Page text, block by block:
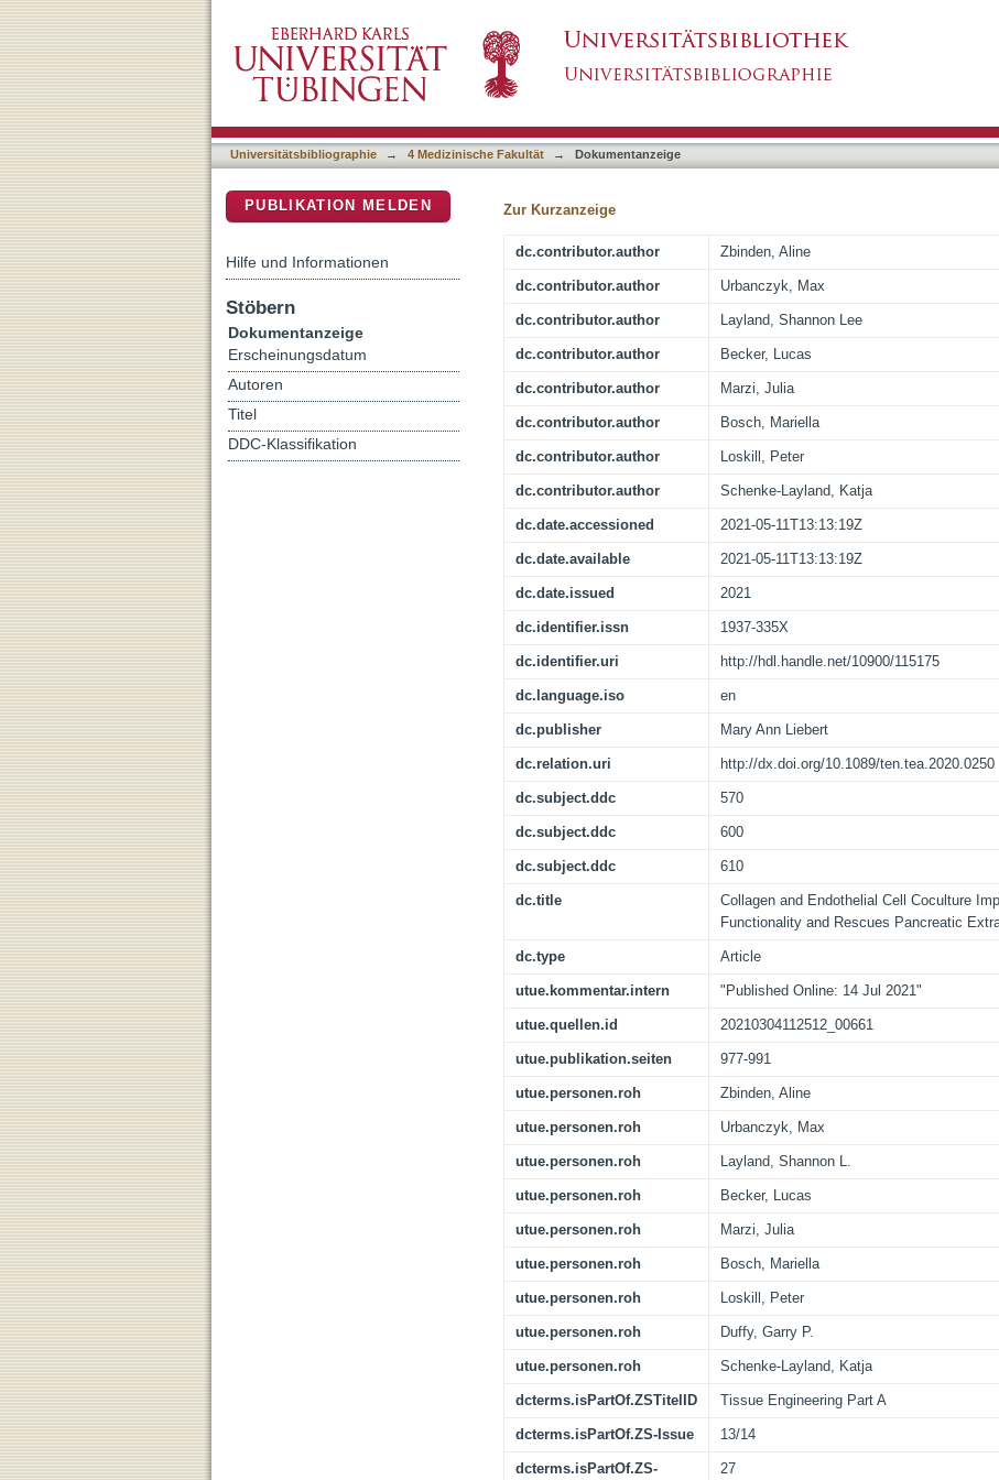
Collagen and Endothelial Cell Coculture Improves beta-Cell
Extracellular Matrix
Universitätsbibliographie → 4 Medizinische Fakultät → Dokumentanzeige
Zur Kurzanzeige
dc.contributor.author Zbinden, Aline
dc.contributor.author Urbanczyk, Max
dc.contributor.author Layland, Shannon Lee
dc.contributor.author Becker, Lucas
dc.contributor.author Marzi, Julia
dc.contributor.author Bosch, Mariella
dc.contributor.author Loskill, Peter
dc.contributor.author Schenke-Layland, Katja
dc.date.accessioned 2021-05-11T13:13:19Z
dc.date.available 2021-05-11T13:13:19Z
dc.date.issued 2021
dc.identifier.issn 1937-335X
dc.identifier.uri http://hdl.handle.net/10900/115175
dc.language.iso en
dc.publisher Mary Ann Liebert
dc.relation.uri http://dx.doi.org/10.1089/ten.tea.2020.0250
dc.subject.ddc 570
dc.subject.ddc 600
dc.subject.ddc 610
dc.title
Collagen and Endothelial Cell Coculture
Functionality and Rescues Pancreatic
dc.type Article
utue.kommentar.intern "Published Online: 14 Jul 2021"
utue.quellen.id 20210304112512_00661
utue.publikation.seiten 977-991
utue.personen.roh Zbinden, Aline
utue.personen.roh Urbanczyk, Max
utue.personen.roh Layland, Shannon L.
utue.personen.roh Becker, Lucas
utue.personen.roh Marzi, Julia
utue.personen.roh Bosch, Mariella
utue.personen.roh Loskill, Peter
utue.personen.roh Duffy, Garry P.
utue.personen.roh Schenke-Layland, Katja
dcterms.isPartOf.ZSTitelID Tissue Engineering Part A
dcterms.isPartOf.ZS-Issue 13/14
dcterms.isPartOf.ZS-
27
PUBLIKATION MELDEN
Hilfe und Informationen
Stöbern
Dokumentanzeige
Erscheinungsdatum
Autoren
Titel
DDC-Klassifikation